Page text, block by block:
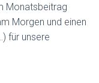
Monatsbeitrag
Morgen und einen
für unsere